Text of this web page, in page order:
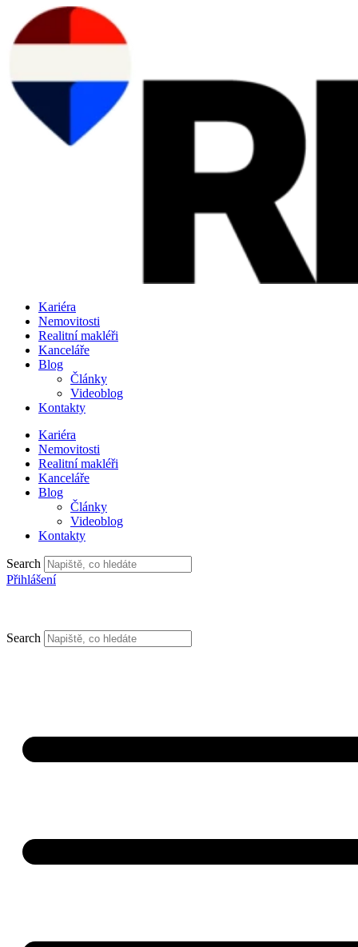
obsahu
Kariéra
Nemovitosti
Realitní makléři
Kanceláře
Blog
Články
Videoblog
Kontakty
Kariéra
Nemovitosti
Realitní makléři
Kanceláře
Blog
Články
Videoblog
Kontakty
Search
Přihlášení
Search